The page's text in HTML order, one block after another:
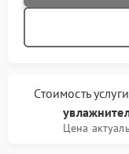
Стоимость
Цена